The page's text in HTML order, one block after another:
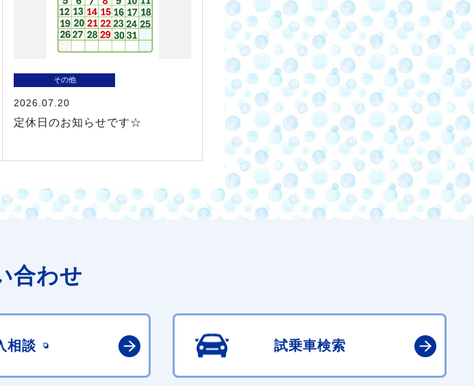
その他
2026.07.20
定休日のお知らせです☆
合わせ
相談 試乗車検索